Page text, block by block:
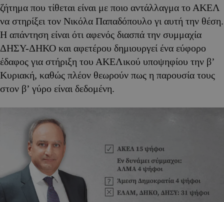
ζήτημα που τίθεται είναι με ποιο αντάλλαγμα το ΑΚΕΛ
να στηρίξει τον Νικόλα Παπαδόπουλο γι αυτή την θέση.
Η απάντηση είναι ότι αφενός διασπά την συμμαχία
ΔΗΣΥ-ΔΗΚΟ και αφετέρου δημιουργεί ένα εύφορο
έδαφος για στήριξη του ΑΚΕΛικού υποψηφίου την β’
Κυριακή, καθώς πλέον θεωρούν πως η παρουσία τους
στον β’ γύρο είναι δεδομένη.